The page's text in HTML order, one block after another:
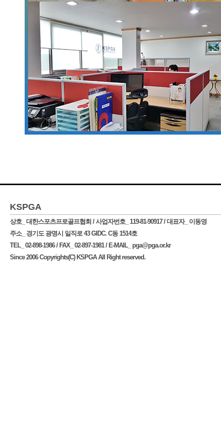
KSPGA
상호_ 대한스포츠프로골프협회 / 사업자번호_ 119-81-90917 / 대표자_ 이동영
주소_ 경기도 광명시 일직로 43 GIDC. C동 1514호
TEL_ 02-898-1986 / FAX_ 02-897-1981 / E-MAIL_ pga@pga.or.kr
Since 2006 Copyrights(C) KSPGA All Right reserved.